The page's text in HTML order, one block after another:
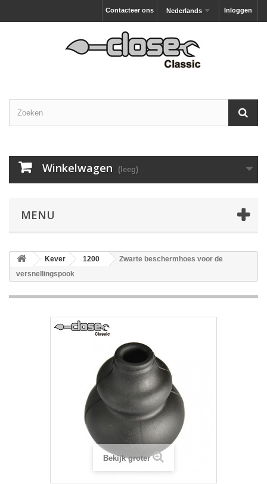
Inloggen
Nederlands
Contacteer ons
Winkelwagen (leeg)
MENU
Kever 1200
Zwarte beschermhoes voor de
versnellingspook
Bekijk groter